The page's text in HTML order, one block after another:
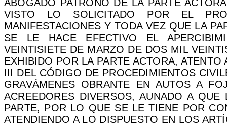
ABOGADO PATRONO DE LA PARTE
VISTO LO SOLICITADO POR EL
MANIFESTACIONES Y TODA VEZ QUE LA
SE LE HACE EFECTIVO EL
VEINTISIETE DE MARZO DE DOS MIL
EXHIBIDO POR LA PARTE ACTORA,
III DEL CÓDIGO DE PROCEDIMIENTOS
GRAVÁMENES OBRANTE EN AUTOS A
ACREEDORES DIVERSOS, AUNADO A
PARTE, POR LO QUE SE LE TIENE POR
ATENDIENDO A LO DISPUESTO EN LOS